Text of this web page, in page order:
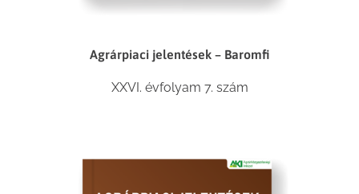
Agrárpiaci jelentések – Baromfi
XXVI. évfolyam 7. szám